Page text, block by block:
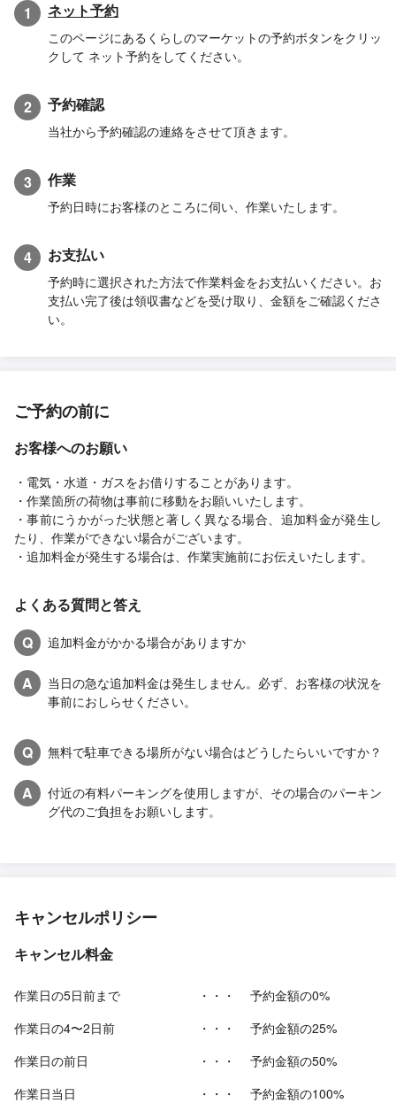
1 ネット予約
このページにあるくらしのマーケットの予約ボタンをクリッ
クして ネット予約をしてください。
2 予約確認
当社から予約確認の連絡をさせて頂きます。
3 作業
予約日時にお客様のところに伺い、作業いたします。
4 お支払い
予約時に選択された方法で作業料金をお支払いください。お
支払い完了後は領収書などを受け取り、金額をご確認くださ
い。
ご予約の前に
お客様へのお願い
・電気・水道・ガスをお借りすることがあります。
・作業箇所の荷物は事前に移動をお願いいたします。
・事前にうかがった状態と著しく異なる場合、追加料金が発生し
たり、作業ができない場合がございます。
・追加料金が発生する場合は、作業実施前にお伝えいたします。
よくある質問と答え
Q
追加料金がかかる場合がありますか
A
当日の急な追加料金は発生しません。必ず、お客様の状況を
事前におしらせください。
Q 無料で駐車できる場所がない場合はどうしたらいいですか？
A
付近の有料パーキングを使用しますが、その場合のパーキン
グ代のご負担をお願いします。
キャンセルポリシー
キャンセル料金
作業日の5日前まで ・・・
予約金額の0%
作業日の4〜2日前
・・・
予約金額の25%
作業日の前日
・・・
予約金額の50%
作業日当日
・・・ 予約金額の100%